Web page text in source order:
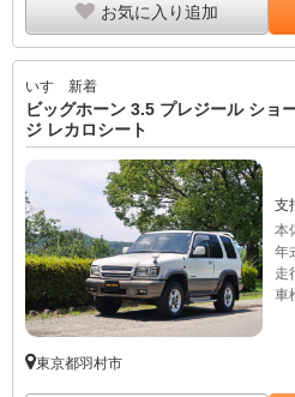
お気に入り追加
いすゞ 新着
ビッグホーン 3.5 プレジール ショ
ジ レカロシート
支
本
年
走
車
東京都羽村市